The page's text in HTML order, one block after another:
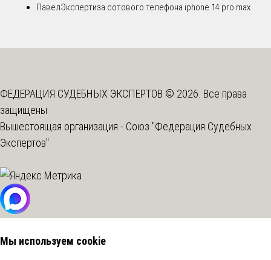
ПавелЭкспертиза сотового телефона iphone 14 pro max
ФЕДЕРАЦИЯ СУДЕБНЫХ ЭКСПЕРТОВ © 2026. Все права
защищены
Вышестоящая организация - Союз "Федерация Судебных
Экспертов"
Мы используем cookie